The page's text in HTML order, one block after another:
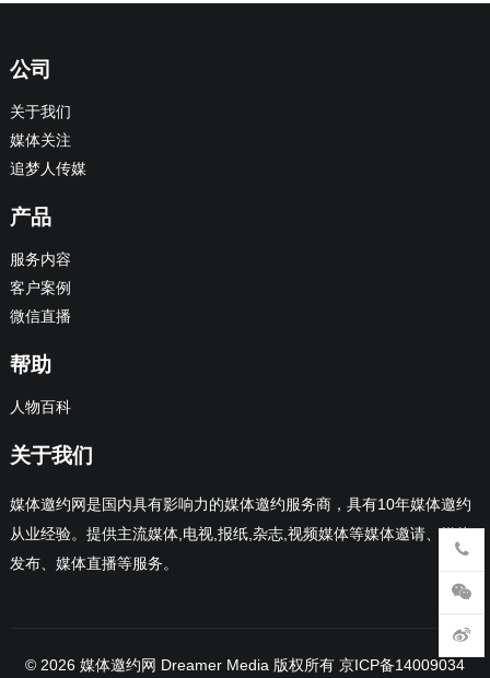
公司
关于我们
媒体关注
追梦人传媒
产品
服务内容
客户案例
微信直播
帮助
人物百科
关于我们
媒体邀约网是国内具有影响力的媒体邀约服务商，具有10年媒体邀约
从业经验。提供主流媒体,电视,报纸,杂志,视频媒体等媒体邀请、媒体
发布、媒体直播等服务。
© 2026 媒体邀约网 Dreamer Media 版权所有 京ICP备14009034